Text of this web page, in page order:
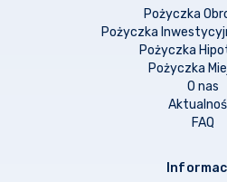
Pożyczka
Pożyczka
Pożyczka
Pożyczka
O nas
FAQ